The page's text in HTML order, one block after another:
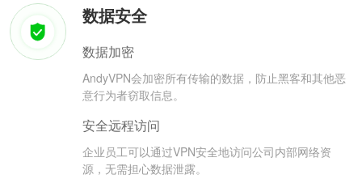
数据安全
数据加密
AndyVPN会加密所有传输的数据，防止黑客和其他恶
意行为者窃取信息。
安全远程访问
企业员工可以通过VPN安全地访问公司内部网络资
源，无需担心数据泄露。